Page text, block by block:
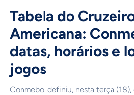
Tabela do
Americana:
datas, horários e
jogos
Conmebol definiu, nesta terça (18),